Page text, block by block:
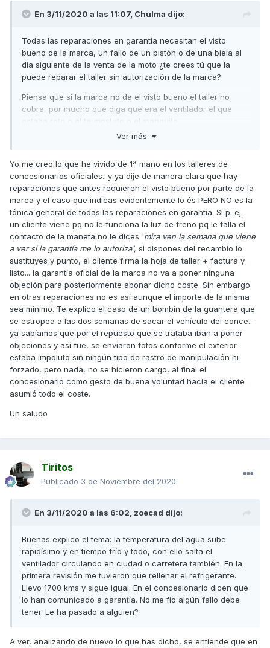
En 3/11/2020 a las 11:07, Chulma dijo:
Todas las reparaciones en garantía necesitan el visto
bueno de la marca, un fallo de un pistón o de una biela al
día siguiente de la venta de la moto ¿te crees tú que la
puede reparar el taller sin autorización de la marca?
Piensa que si la marca no da el visto bueno el taller no
cobra, por mucho que diga que era el ventilador el que
estaba roto o el termostato o el manguito
Ver más
Yo me creo lo que he vivido de 1ª mano en los talleres de
concesionarios oficiales...y ya dije de manera clara que hay
reparaciones que antes requieren el visto bueno por parte de la
marca y el caso que indicas evidentemente lo és PERO NO es la
tónica general de todas las reparaciones en garantía. Si p. ej.
un cliente viene pq no le funciona la luz de freno pq le falla el
contacto de la maneta no le dices 'mira ven la semana que viene
a ver si la garantía me lo autoriza', si dispones del recambio lo
sustituyes y punto, el cliente firma la hoja de taller + factura y
listo... la garantía oficial de la marca no va a poner ninguna
objeción para posteriormente abonar dicho coste. Sin embargo
en otras reparaciones no es así aunque el importe de la misma
sea mínimo. Te explico el caso de un bombin de la guantera que
se estropea a las dos semanas de sacar el vehículo del conce...
ya sabíamos que por el repuesto que se trataba iban a poner
objeciones y así fue, se enviaron fotos conforme el exterior
estaba impoluto sin ningún tipo de rastro de manipulación ni
forzado, pero nada, no se hicieron cargo, al final el
concesionario como gesto de buena voluntad hacia el cliente
asumió todo el coste.
Un saludo
Tiritos
Publicado 3 de Noviembre del 2020
En 3/11/2020 a las 6:02, zoecad dijo:
Buenas explico el tema: la temperatura del agua sube
rapidísimo y en tiempo frío y todo, con ello salta el
ventilador circulando en ciudad o carretera también. En la
primera revisión me tuvieron que rellenar el refrigerante.
Llevo 1700 kms y sigue igual. En el concesionario dicen que
lo han comunicado a garantía. No me fio algún fallo debe
tener. Le ha pasado a alguien?
A ver, analizando de nuevo lo que has dicho, se entiende que en